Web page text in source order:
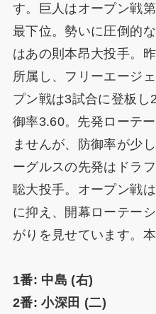
す。巨人はオープン戦
最下位。勢いに圧倒的
はあの則本昂大投手。
所属し、フリーエージ
プン戦は3試合に登板
御率3.60。先発ローテ
ませんが、防御率が少
ーグルスの先発はドラ
聡大投手。オープン戦
に抑え、開幕ローテー
がりを見せています。
1番: 中島 (右)
2番: 小深田 (二)